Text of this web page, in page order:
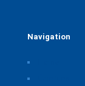
Navigation